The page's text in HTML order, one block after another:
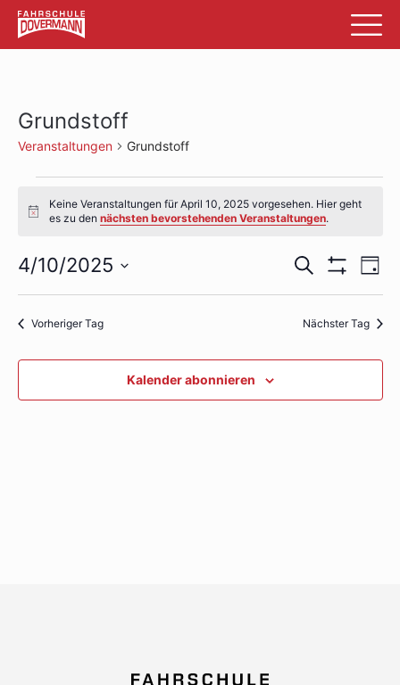
Grundstoff
Veranstaltungen Grundstoff
Veranstaltungen
für
April
10,
2025
Hinweis
Keine Veranstaltungen für April 10, 2025 vorgesehen. Hier geht
es zu dennächsten bevorstehenden Veranstaltungen.
Suche
und
Suche
Anzeigen
Tag
4/10/2025
Vorheriger Tag Nächster Tag
Kalender abonnieren